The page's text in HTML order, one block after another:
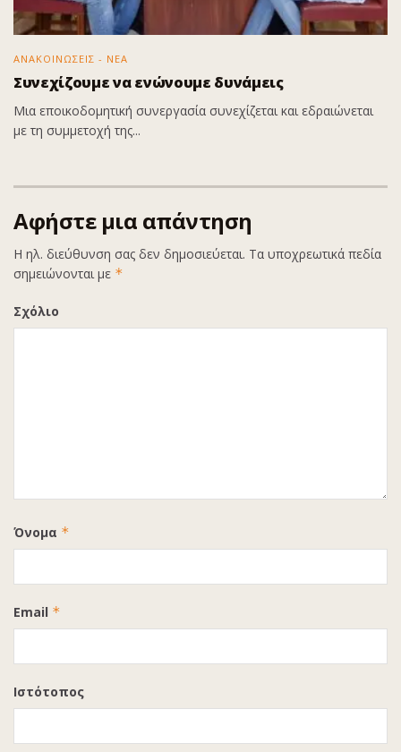
ΑΝΑΚΟΙΝΩΣΕΙΣ - ΝΕΑ
Συνεχίζουμε να ενώνουμε δυνάμεις
Μια εποικοδομητική συνεργασία συνεχίζεται και εδραιώνεται
με τη συμμετοχή της...
Αφήστε μια απάντηση
Η ηλ. διεύθυνση σας δεν δημοσιεύεται. Τα υποχρεωτικά πεδία
σημειώνονται με *
Σχόλιο
Όνομα *
Email *
Ιστότοπος